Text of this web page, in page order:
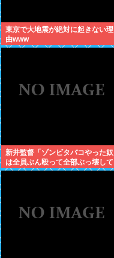
東京で大地震が絶対に起きない理
由www
新井監督「ゾンビタバコやった奴
は全員ぶん殴って全部ぶっ壊して
から辞めたい」